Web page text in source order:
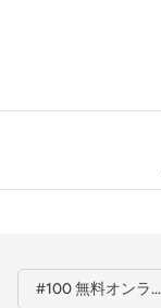
#100 無料オンラ